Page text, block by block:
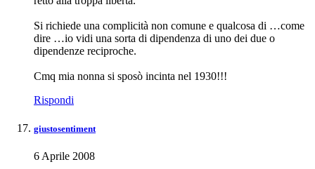
Si richiede una complicità non comune e qualcosa di …come
dire …io vidi una sorta di dipendenza di uno dei due o
dipendenze reciproche.
Cmq mia nonna si sposò incinta nel 1930!!!
Rispondi
giustosentiment
6 Aprile 2008